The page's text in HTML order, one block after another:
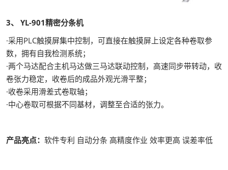
3、 YL-901精密分条机
·采用PLC触摸屏集中控制，可直接在触摸屏上设定各种卷取参
数，拥有自我检测系统；
·两个马达配合主机马达做三马达联动控制，高速同步带转动，收
卷张力稳定，收卷后的成品外观光滑平整；
·收卷采用滑差式卷取轴；
·中心卷取可根据不同基材，调整至合适的张力。
产品亮点： 软件专利 自动分条 高精度作业 效率更高 误差率低